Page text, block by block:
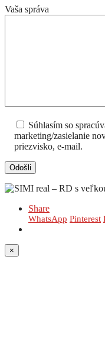
Vaša správa
Súhlasím so
marketing/zasielanie
priezvisko, e-mail.
Share
WhatsApp Pinterest
×